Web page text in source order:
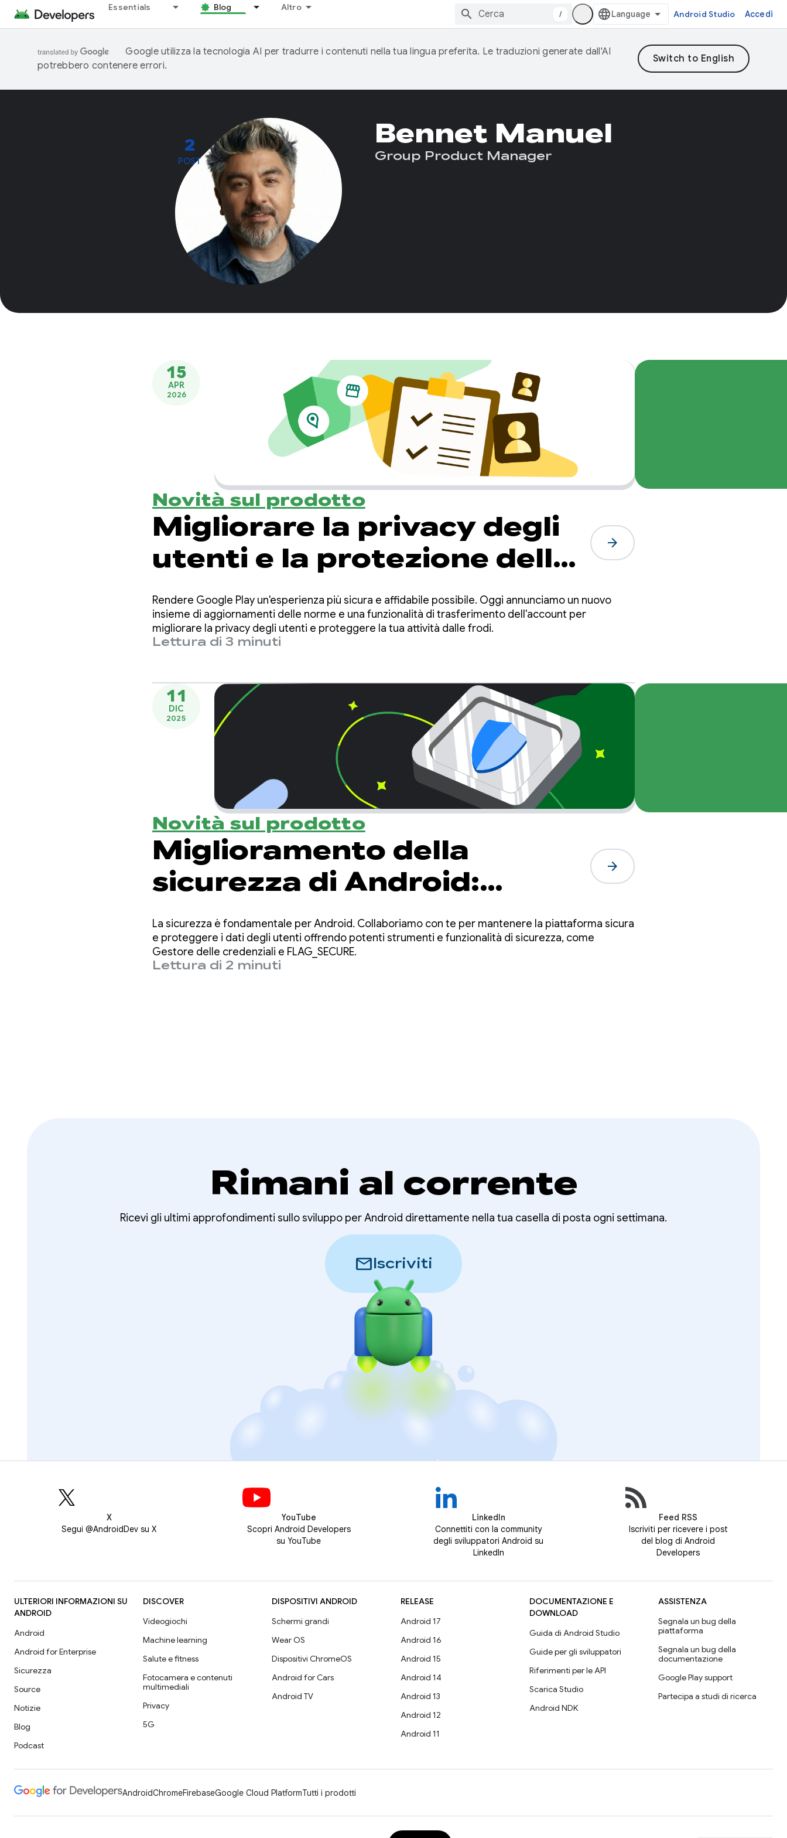
Essentials Blog Altro
/ Android Studio Accedi
Google utilizza la tecnologia AI per tradurre i contenuti nella tua lingua preferita. Le traduzioni generate dall'AI
potrebbero contenere errori.
2
POST
Bennet Manuel
Group Product Manager
15
APR
2026
Novità sul prodotto
Migliorare la privacy degli
utenti e la protezione delle
attività con le norme di
Google Play aggiornate
arrow_forward
Rendere Google Play un'esperienza più sicura e affidabile possibile. Oggi annunciamo un nuovo
insieme di aggiornamenti delle norme e una funzionalità di trasferimento dell'account per
migliorare la privacy degli utenti e proteggere la tua attività dalle frodi.
Lettura di 3 minuti
11
DIC
2025
Novità sul prodotto
Miglioramento della
sicurezza di Android:
impedisci ai malware di
spiare i dati delle app
arrow_forward
La sicurezza è fondamentale per Android. Collaboriamo con te per mantenere la piattaforma sicura
e proteggere i dati degli utenti offrendo potenti strumenti e funzionalità di sicurezza, come
Gestore delle credenziali e FLAG_SECURE.
Lettura di 2 minuti
Rimani al corrente
Ricevi gli ultimi approfondimenti sullo sviluppo per Android direttamente nella tua casella di posta ogni settimana.
mailIscriviti
X
Segui @AndroidDev su X
YouTube
Scopri Android Developers
su YouTube
LinkedIn
Connettiti con la community
degli sviluppatori Android su
LinkedIn
Feed RSS
Iscriviti per ricevere i post
del blog di Android
Developers
ULTERIORI INFORMAZIONI SU
ANDROID
Android
Android for Enterprise
Sicurezza
Source
Notizie
Blog
Podcast
DISCOVER
Videogiochi
Machine learning
Salute e fitness
Fotocamera e contenuti
multimediali
Privacy
5G
DISPOSITIVI ANDROID
Schermi grandi
Wear OS
Dispositivi ChromeOS
Android for Cars
Android TV
RELEASE
Android 17
Android 16
Android 15
Android 14
Android 13
Android 12
Android 11
DOCUMENTAZIONE E
DOWNLOAD
Guida di Android Studio
Guide per gli sviluppatori
Riferimenti per le API
Scarica Studio
Android NDK
ASSISTENZA
Segnala un bug della
piattaforma
Segnala un bug della
documentazione
Google Play support
Partecipa a studi di ricerca
AndroidChromeFirebaseGoogle Cloud PlatformTutti i prodotti